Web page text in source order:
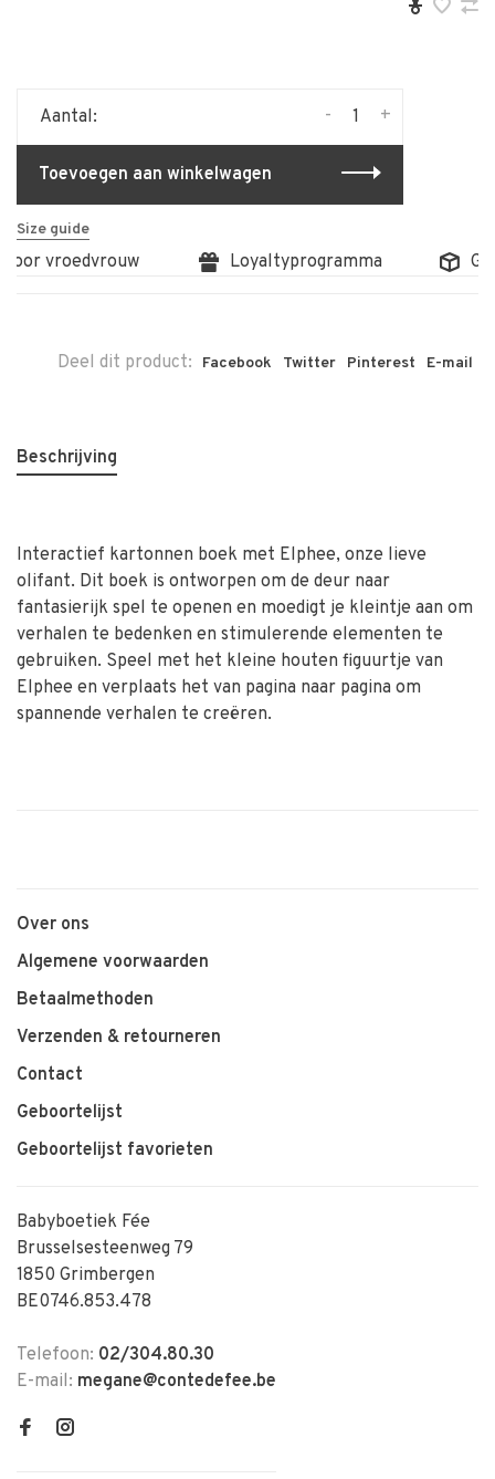
Aantal: +
-
Toevoegen aan winkelwagen
Size guide
vroedvrouw Loyaltyprogramma
Deel dit product: Facebook Twitter Pinterest E-mail
Beschrijving
Interactief kartonnen boek met Elphee, onze lieve
olifant. Dit boek is ontworpen om de deur naar
fantasierijk spel te openen en moedigt je kleintje aan om
verhalen te bedenken en stimulerende elementen te
gebruiken. Speel met het kleine houten figuurtje van
Elphee en verplaats het van pagina naar pagina om
spannende verhalen te creëren.
Over ons
Algemene voorwaarden
Betaalmethoden
Verzenden & retourneren
Contact
Geboortelijst
Geboortelijst favorieten
Babyboetiek Fée
Brusselsesteenweg 79
1850 Grimbergen
BE0746.853.478
Telefoon: 02/304.80.30
E-mail: megane@contedefee.be